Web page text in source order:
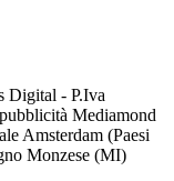
Digital - P.Iva
Mediamond
Amsterdam (Paesi
Monzese (MI)